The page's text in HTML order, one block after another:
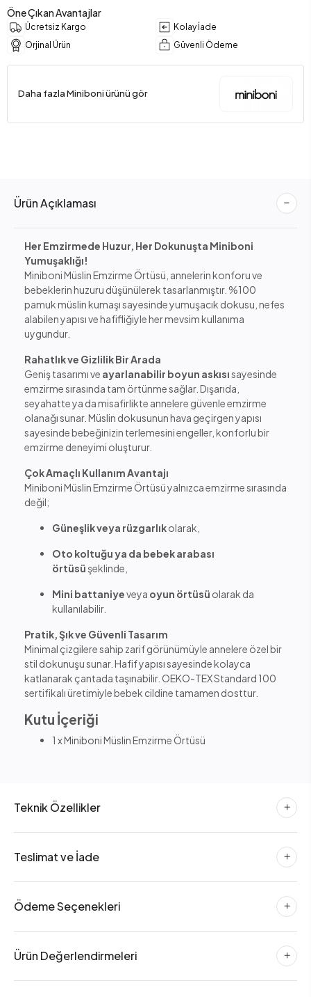
Öne Çıkan Avantajlar
Ücretsiz Kargo
Kolay İade
Orjinal Ürün
Güvenli Ödeme
Daha fazla Miniboni ürünü gör
Ürün Açıklaması
Her Emzirmede Huzur, Her Dokunuşta Miniboni
Yumuşaklığı!
Miniboni Müslin Emzirme Örtüsü, annelerin konforu ve
bebeklerin huzuru düşünülerek tasarlanmıştır. %100
pamuk müslin kumaşı sayesinde yumuşacık dokusu, nefes
alabilen yapısı ve hafifliğiyle her mevsim kullanıma
uygundur.
Rahatlık ve Gizlilik Bir Arada
Geniş tasarımı ve ayarlanabilir boyun askısı sayesinde
emzirme sırasında tam örtünme sağlar. Dışarıda,
seyahatte ya da misafirlikte annelere güvenle emzirme
olanağı sunar. Müslin dokusunun hava geçirgen yapısı
sayesinde bebeğinizin terlemesini engeller, konforlu bir
emzirme deneyimi oluşturur.
Çok Amaçlı Kullanım Avantajı
Miniboni Müslin Emzirme Örtüsü yalnızca emzirme sırasında
değil;
Güneşlik veya rüzgarlıkolarak,
Oto koltuğu ya da bebek arabası
örtüsü şeklinde,
Mini battaniyeveya oyun örtüsü olarak da
kullanılabilir.
Pratik, Şık ve Güvenli Tasarım
Minimal çizgilere sahip zarif görünümüyle annelere özel bir
stil dokunuşu sunar. Hafif yapısı sayesinde kolayca
katlanarak çantada taşınabilir. OEKO-TEX Standard 100
sertifikalı üretimiyle bebek cildine tamamen dosttur.
Kutu İçeriği
1 x Miniboni Müslin Emzirme Örtüsü
Teknik Özellikler
Teslimat ve İade
Ödeme Seçenekleri
Ürün Değerlendirmeleri